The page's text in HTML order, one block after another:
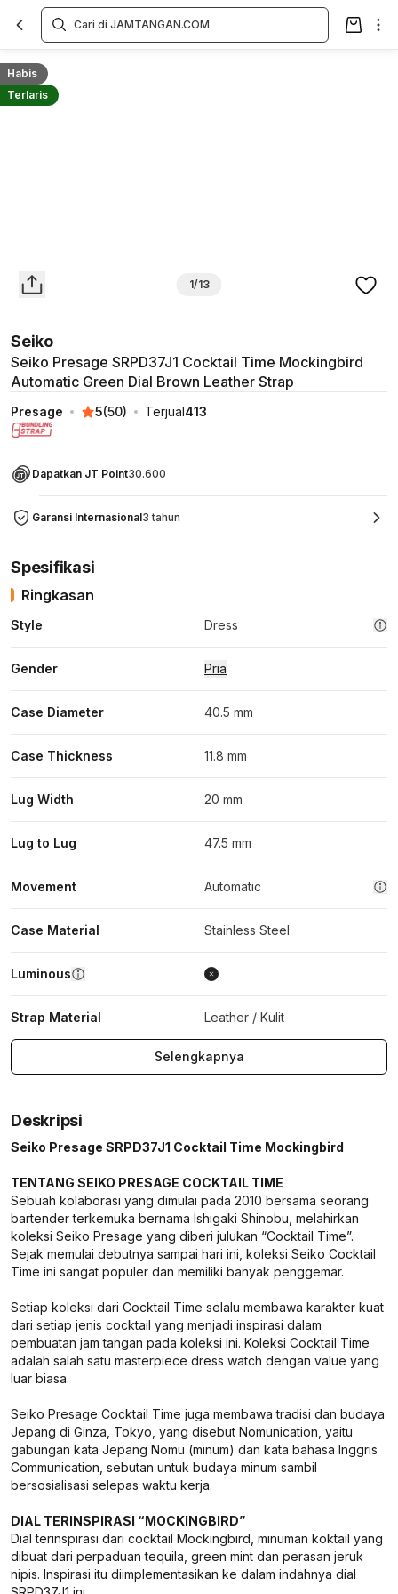
Habis
Terlaris
1/13
Seiko
Seiko Presage SRPD37J1 Cocktail Time Mockingbird
Automatic Green Dial Brown Leather Strap
Presage 5(50) Terjual413
Dapatkan JT Point30.600
Garansi Internasional3 tahun
Overview
Spesifikasi
Ringkasan
Style Dress
Gender Pria
Case Diameter 40.5 mm
Case Thickness 11.8 mm
Lug Width 20 mm
Lug to Lug 47.5 mm
Movement Automatic
Case Material Stainless Steel
Luminous
Strap Material Leather / Kulit
Selengkapnya
Deskripsi
Seiko Presage SRPD37J1 Cocktail Time Mockingbird
TENTANG SEIKO PRESAGE COCKTAIL TIME
Sebuah kolaborasi yang dimulai pada 2010 bersama seorang
bartender terkemuka bernama Ishigaki Shinobu, melahirkan
koleksi Seiko Presage yang diberi julukan “Cocktail Time”.
Sejak memulai debutnya sampai hari ini, koleksi Seiko Cocktail
Time ini sangat populer dan memiliki banyak penggemar.
Setiap koleksi dari Cocktail Time selalu membawa karakter kuat
dari setiap jenis cocktail yang menjadi inspirasi dalam
pembuatan jam tangan pada koleksi ini. Koleksi Cocktail Time
adalah salah satu masterpiece dress watch dengan value yang
luar biasa.
Seiko Presage Cocktail Time juga membawa tradisi dan budaya
Jepang di Ginza, Tokyo, yang disebut Nomunication, yaitu
gabungan kata Jepang Nomu (minum) dan kata bahasa Inggris
Communication, sebutan untuk budaya minum sambil
bersosialisasi selepas waktu kerja.
DIAL TERINSPIRASI “MOCKINGBIRD”
Dial terinspirasi dari cocktail Mockingbird, minuman koktail yang
dibuat dari perpaduan tequila, green mint dan perasan jeruk
nipis. Inspirasi itu diimplementasikan ke dalam indahnya dial